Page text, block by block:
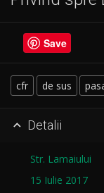
Save
cfr de sus
 Detalii
Str. Lamaiului
15 Iulie 2017